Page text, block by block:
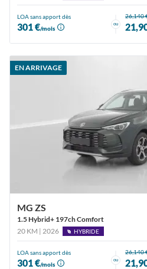
LOA sans apport dès
301 €/mois
ou
26,140
EN ARRIVAGE
MG ZS
1.5 Hybrid+ 197ch Comfort
20 KM | 2026
HYBRIDE
LOA sans apport dès
301 €/mois
ou
26,140